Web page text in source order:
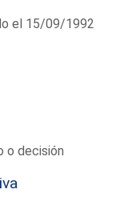
el 15/09/1992
o decisión